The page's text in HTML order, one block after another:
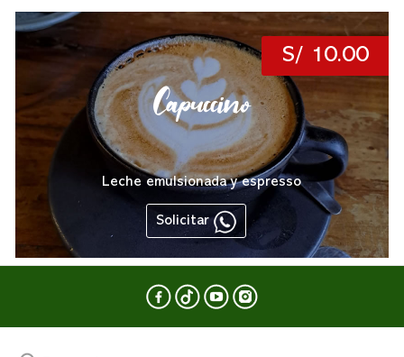
S/ 10.00
Capuccino
Leche emulsionada y espresso
Solicitar